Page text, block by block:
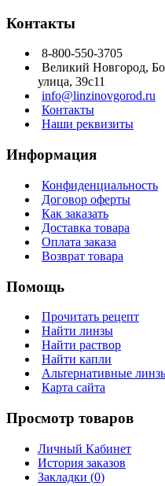
Контакты
8-800-550-3705
Великий Новгород,
улица, 39с11
info@linzinovgorod.ru
Контакты
Наши реквизиты
Информация
Конфиденциальность
Договор оферты
Как заказать
Доставка товара
Оплата заказа
Возврат товара
Помощь
Прочитать рецепт
Найти линзы
Найти раствор
Найти капли
Альтернативные
Карта сайта
Просмотр товаров
Личный Кабинет
История заказов
Закладки (0)